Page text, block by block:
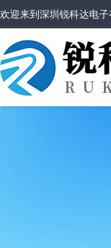
欢迎来到深圳锐科达电子